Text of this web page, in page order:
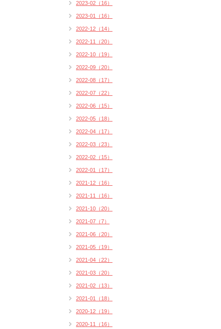
2023-02（16）
2023-01（16）
2022-12（14）
2022-11（20）
2022-10（19）
2022-09（20）
2022-08（17）
2022-07（22）
2022-06（15）
2022-05（18）
2022-04（17）
2022-03（23）
2022-02（15）
2022-01（17）
2021-12（16）
2021-11（16）
2021-10（20）
2021-07（7）
2021-06（20）
2021-05（19）
2021-04（22）
2021-03（20）
2021-02（13）
2021-01（18）
2020-12（19）
2020-11（16）